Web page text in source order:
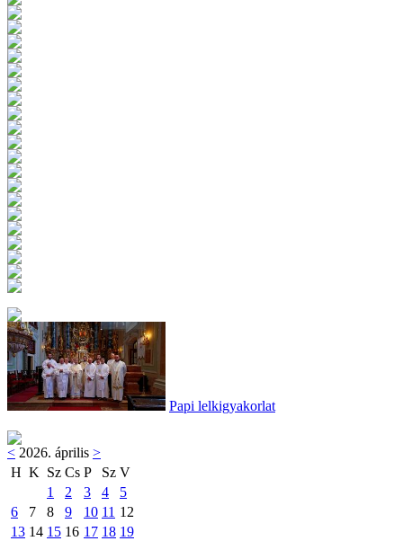
Papi lelkigyakorlat
< 2026. április >
H K Sz Cs P Sz V
1
2 3 4
5
6
7 8 9 10 11 12
13 14 15 16 17 18 19